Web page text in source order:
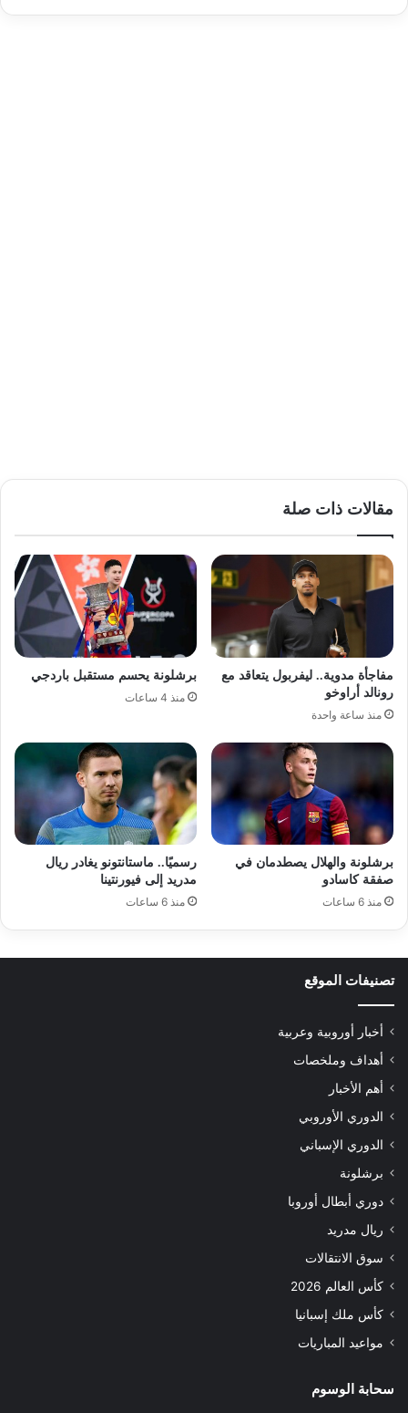
مقالات ذات صلة
مفاجأة مدوية.. ليفربول يتعاقد مع
رونالد أراوخو
منذ ساعة واحدة
برشلونة يحسم مستقبل باردجي
منذ 4 ساعات
برشلونة والهلال يصطدمان في
صفقة كاسادو
منذ 6 ساعات
رسميًا.. ماستانتونو يغادر ريال
مدريد إلى فيورنتينا
منذ 6 ساعات
تصنيفات الموقع
أخبار أوروبية وعربية
أهداف وملخصات
أهم الأخبار
الدوري الأوروبي
الدوري الإسباني
برشلونة
دوري أبطال أوروبا
ريال مدريد
سوق الانتقالات
كأس العالم 2026
كأس ملك إسبانيا
مواعيد المباريات
سحابة الوسوم